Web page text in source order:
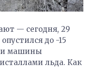
— сегодня, 29
до -15
и машины
льда. Как